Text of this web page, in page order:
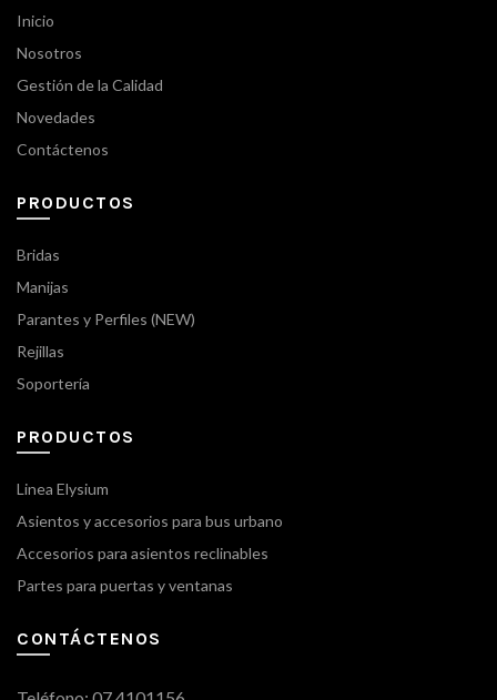
Inicio
Nosotros
Gestión de la Calidad
Novedades
Contáctenos
PRODUCTOS
Bridas
Manijas
Parantes y Perfiles (NEW)
Rejillas
Soportería
PRODUCTOS
Linea Elysium
Asientos y accesorios para bus urbano
Accesorios para asientos reclinables
Partes para puertas y ventanas
CONTÁCTENOS